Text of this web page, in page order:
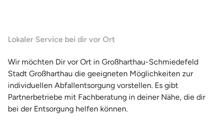
Lokaler Service bei dir vor Ort
Wir möchten Dir vor Ort in Großharthau-Schmiedefeld
Stadt Großharthau die geeigneten Möglichkeiten zur
individuellen Abfallentsorgung vorstellen. Es gibt
Partnerbetriebe mit Fachberatung in deiner Nähe, die dir
bei der Entsorgung helfen können.